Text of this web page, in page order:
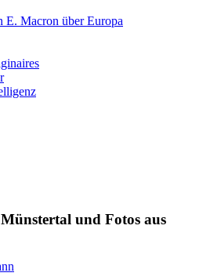
E. Macron über Europa
und Fotos aus